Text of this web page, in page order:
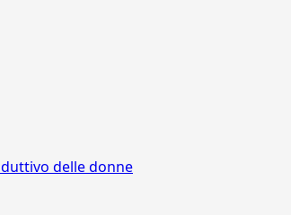
delle donne